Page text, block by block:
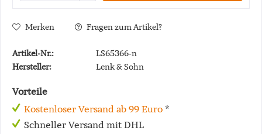
Merken Fragen zum Artikel?
Artikel-Nr.:
LS65366-n
Hersteller:
Lenk & Sohn
Vorteile
Kostenloser Versand ab 99 Euro *
Schneller Versand mit DHL